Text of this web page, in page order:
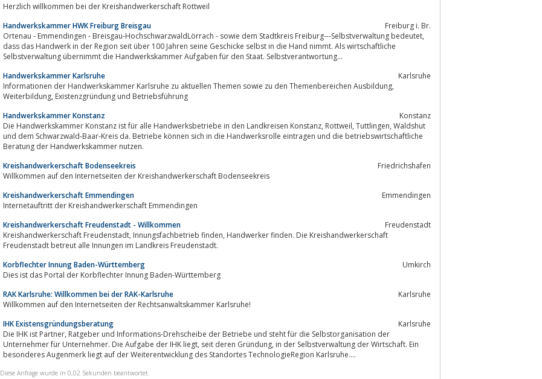
Herzlich willkommen bei der Kreishandwerkerschaft Rottweil
Handwerkskammer HWK Freiburg Breisgau
Freiburg i. Br.
Ortenau - Emmendingen - Breisgau-HochschwarzwaldLörrach - sowie dem Stadtkreis Freiburg---Selbstverwaltung bedeutet,
dass das Handwerk in der Region seit über 100 Jahren seine Geschicke selbst in die Hand nimmt. Als wirtschaftliche
Selbstverwaltung übernimmt die Handwerkskammer Aufgaben für den Staat. Selbstverantwortung...
Handwerkskammer Karlsruhe
Karlsruhe
Informationen der Handwerkskammer Karlsruhe zu aktuellen Themen sowie zu den Themenbereichen Ausbildung,
Weiterbildung, Existenzgründung und Betriebsführung
Handwerkskammer Konstanz
Konstanz
Die Handwerkskammer Konstanz ist für alle Handwerksbetriebe in den Landkreisen Konstanz, Rottweil, Tuttlingen, Waldshut
und dem Schwarzwald-Baar-Kreis da. Betriebe können sich in die Handwerksrolle eintragen und die betriebswirtschaftliche
Beratung der Handwerkskammer nutzen.
Kreishandwerkerschaft Bodenseekreis
Friedrichshafen
Willkommen auf den Internetseiten der Kreishandwerkerschaft Bodenseekreis
Kreishandwerkerschaft Emmendingen
Emmendingen
Internetauftritt der Kreishandwerkerschaft Emmendingen
Kreishandwerkerschaft Freudenstadt - Willkommen
Freudenstadt
Kreishandwerkerschaft Freudenstadt, Innungsfachbetrieb finden, Handwerker finden. Die Kreishandwerkerschaft
Freudenstadt betreut alle Innungen im Landkreis Freudenstadt.
Korbflechter Innung Baden-Württemberg
Umkirch
Dies ist das Portal der Korbflechter Innung Baden-Württemberg
RAK Karlsruhe: Willkommen bei der RAK-Karlsruhe
Karlsruhe
Willkommen auf den Internetseiten der Rechtsanwaltskammer Karlsruhe!
IHK Existensgründungsberatung
Karlsruhe
Die IHK ist Partner, Ratgeber und Informations-Drehscheibe der Betriebe und steht für die Selbstorganisation der
Unternehmer für Unternehmer. Die Aufgabe der IHK liegt, seit deren Gründung, in der Selbstverwaltung der Wirtschaft. Ein
besonderes Augenmerk liegt auf der Weiterentwicklung des Standortes TechnologieRegion Karlsruhe....
Diese Anfrage wurde in 0,02 Sekunden beantwortet.